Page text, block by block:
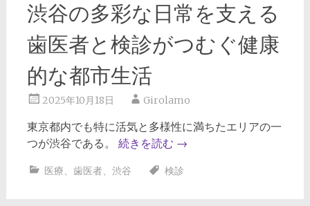
渋谷の多彩な日常を支える
歯医者と検診がつむぐ健康
的な都市生活
2025年10月18日 Girolamo
東京都内でも特に活気と多様性に満ちたエリアの一
つが渋谷である。 続きを読む →
医療、 歯医者、 渋谷 検診